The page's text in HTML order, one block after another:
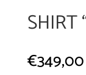
SHIRT
€349,00